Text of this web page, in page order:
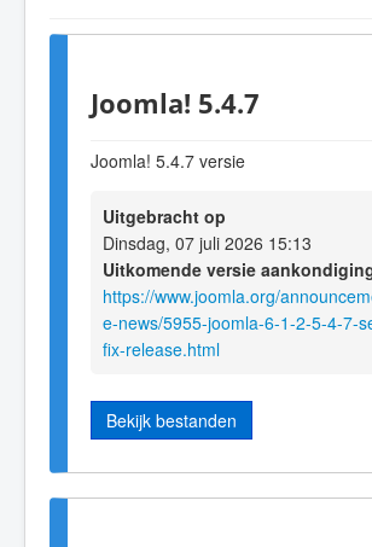
Joomla! 5.4.7
Joomla! 5.4.7 versie
Uitgebracht op
Dinsdag, 07 juli 2026 15:13
Uitkomende versie
https://www.joomla.org/
e-news/5955-joomla-6-1-2-5-4-7-
fix-release.html
Bekijk bestanden